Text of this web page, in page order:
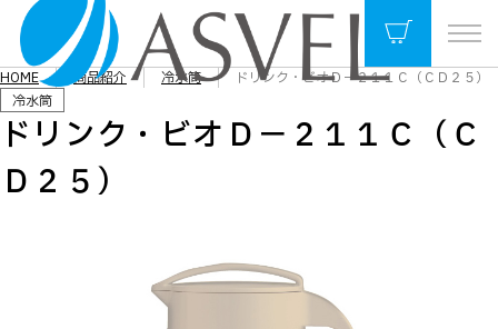
HOME 商品紹介 冷水筒
ドリンク・ビオＤ－２１１Ｃ（ＣＤ２５）
冷水筒
ドリンク・ビオＤ－２１１Ｃ（Ｃ
Ｄ２５）